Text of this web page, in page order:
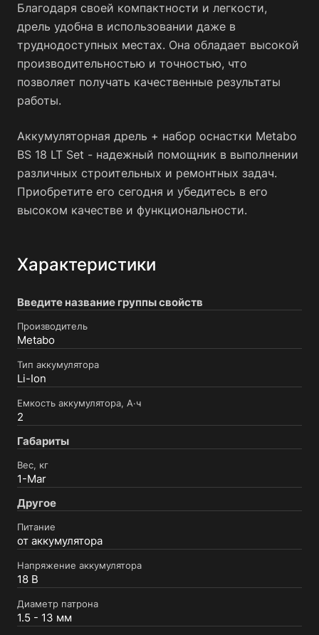
Благодаря своей компактности и легкости,
дрель удобна в использовании даже в
труднодоступных местах. Она обладает высокой
производительностью и точностью, что
позволяет получать качественные результаты
работы.
Аккумуляторная дрель + набор оснастки Metabo
BS 18 LT Set - надежный помощник в выполнении
различных строительных и ремонтных задач.
Приобретите его сегодня и убедитесь в его
высоком качестве и функциональности.
Характеристики
Введите название группы свойств
Производитель
Metabo
Тип аккумулятора
Li-Ion
Емкость аккумулятора, А·ч
2
Габариты
Вес, кг
1-Mar
Другое
Питание
от аккумулятора
Напряжение аккумулятора
18 В
Диаметр патрона
1.5 - 13 мм